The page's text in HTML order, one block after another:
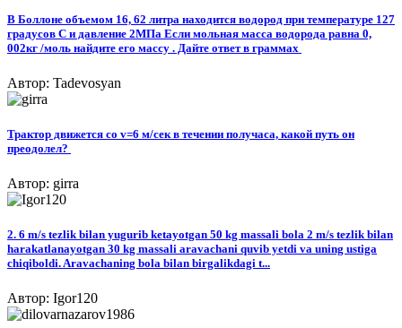
В Боллоне объемом 16, 62 литра находится водород при температуре 127
градусов С и давление 2МПа Если мольная масса водорода равна 0,
002кг /моль найдите его массу . Дайте ответ в граммах ​
Автор: Tadevosyan
Трактор движется со v=6 м/сек в течении получаса, какой путь он
преодолел? ​
Автор: girra
2. 6 m/s tezlik bilan yugurib ketayotgan 50 kg massali bola 2 m/s tezlik bilan
harakatlanayotgan 30 kg massali aravachani quvib yetdi va uning ustiga
chiqiboldi. Aravachaning bola bilan birgalikdagi t...
Автор: Igor120